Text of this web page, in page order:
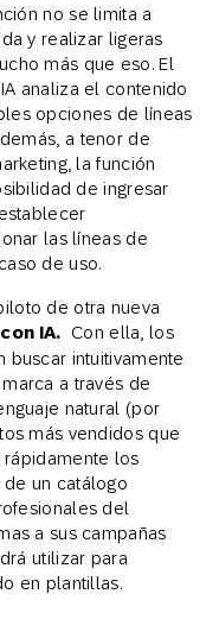
no se limita a
y realizar ligeras
más que eso. El
analiza el contenido
opciones de líneas
a tenor de
la función
de ingresar
las líneas de
de uso.
de otra nueva
IA. Con ella, los
intuitivamente
a través de
natural (por
más vendidos que
rápidamente los
un catálogo
del
a sus campañas
utilizar para
en plantillas.